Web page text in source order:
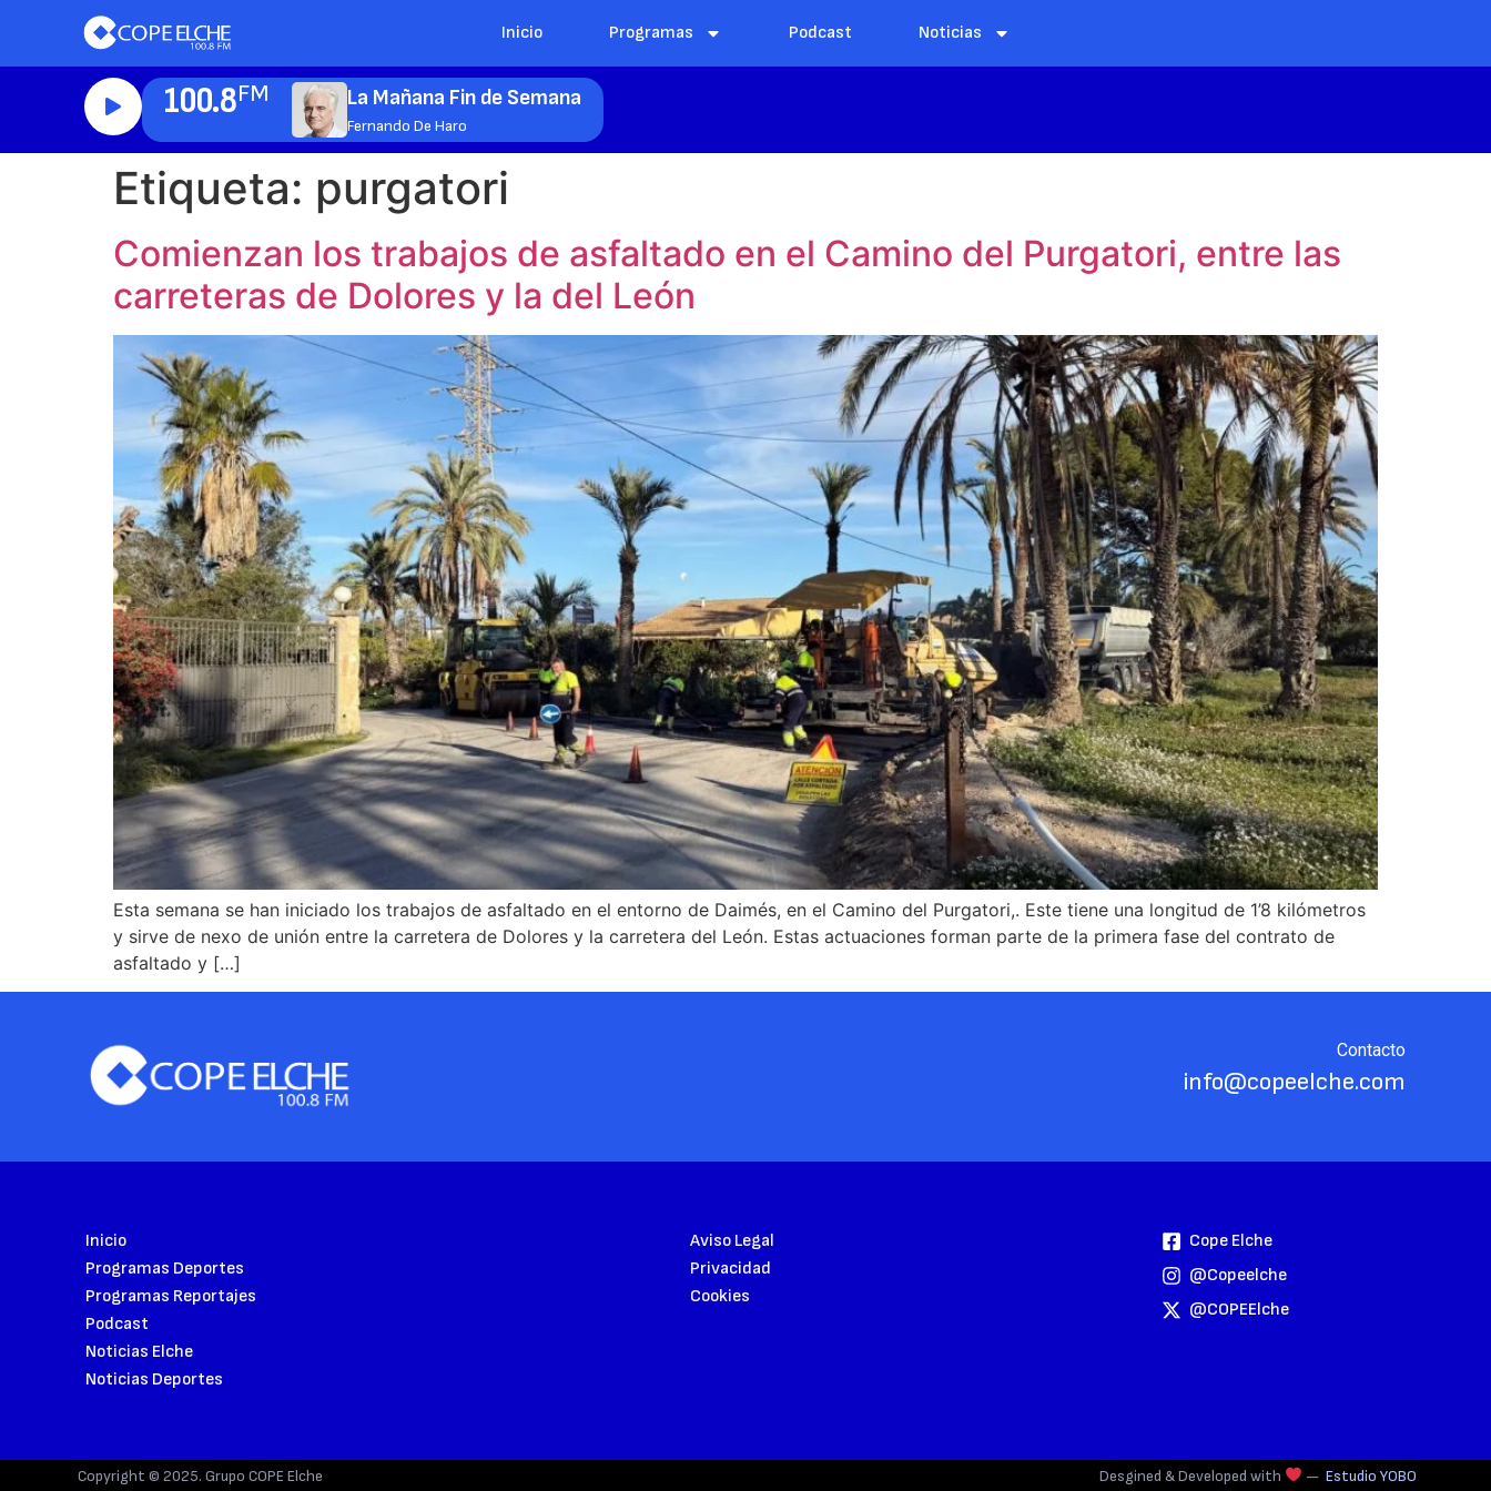
Inicio Programas Podcast Noticias
100.8FM La Mañana Fin de Semana
Fernando De Haro
Etiqueta: purgatori
Comienzan los trabajos de asfaltado en el Camino del Purgatori, entre las
carreteras de Dolores y la del León
Esta semana se han iniciado los trabajos de asfaltado en el entorno de Daimés, en el Camino del Purgatori,. Este tiene una longitud de 1’8 kilómetros
y sirve de nexo de unión entre la carretera de Dolores y la carretera del León. Estas actuaciones forman parte de la primera fase del contrato de
asfaltado y […]
Contacto
info@copeelche.com
Inicio
Programas Deportes
Programas Reportajes
Podcast
Noticias Elche
Noticias Deportes
Aviso Legal
Privacidad
Cookies
Cope Elche
@copeelche
@COPEElche
Copyright © 2025. Grupo COPE Elche Desgined & Developed with — Estudio YOBO